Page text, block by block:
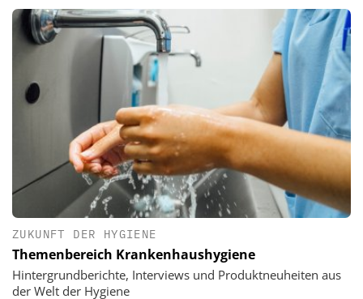
ZUKUNFT DER HYGIENE
Themenbereich Krankenhaushygiene
Hintergrundberichte, Interviews und Produktneuheiten aus
der Welt der Hygiene